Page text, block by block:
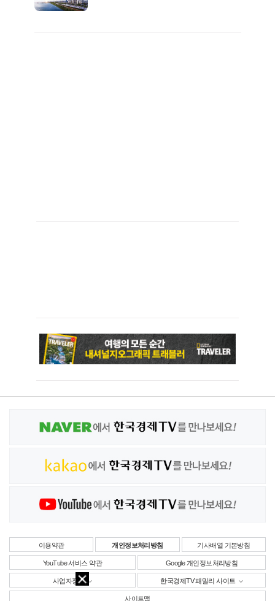
이용약관 개인정보처리방침 기사배열 기본방침
YouTube 서비스 약관 Google 개인정보처리방침
사업자정보 한국경제TV 패밀리 사이트
사이트맵